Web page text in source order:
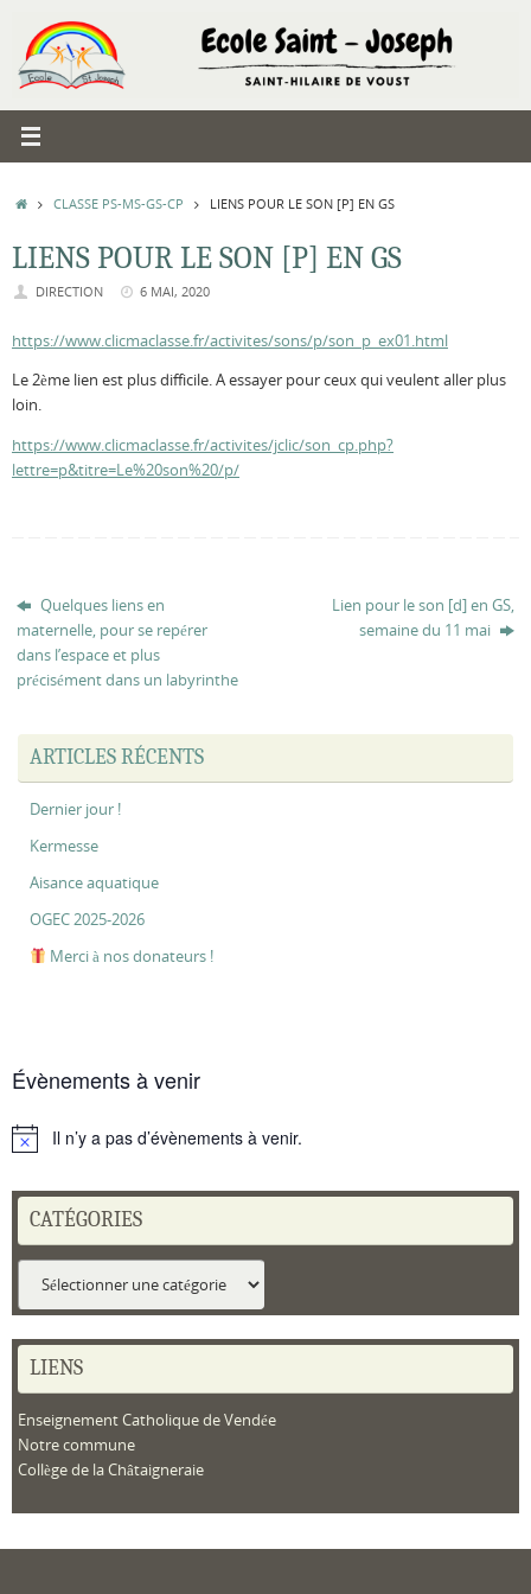
contenu
ACCUEIL
CLASSE PS-MS-GS-CP LIENS POUR LE SON [P] EN GS
LIENS POUR LE SON [P] EN GS
DIRECTION 6 MAI, 2020
https://www.clicmaclasse.fr/activites/sons/p/son_p_ex01.html
Le 2ème lien est plus difficile. A essayer pour ceux qui veulent aller plus
loin.
https://www.clicmaclasse.fr/activites/jclic/son_cp.php?
lettre=p&titre=Le%20son%20/p/
Quelques liens en
maternelle, pour se repérer
dans l’espace et plus
précisément dans un labyrinthe
Lien pour le son [d] en GS,
semaine du 11 mai
ARTICLES RÉCENTS
Dernier jour !
Kermesse
Aisance aquatique
OGEC 2025-2026
Merci à nos donateurs !
Évènements à venir
NoticeIl n’y a pas d’évènements à venir.
CATÉGORIES
LIENS
Enseignement Catholique de Vendée
Notre commune
Collège de la Châtaigneraie